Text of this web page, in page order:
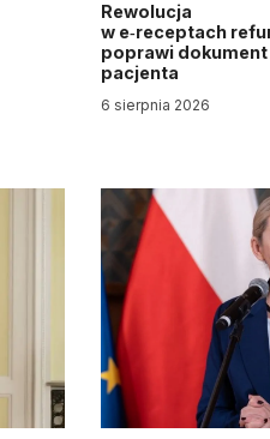
Rewolucja
w e‑receptach
poprawi
pacjenta
6 sierpnia 2026